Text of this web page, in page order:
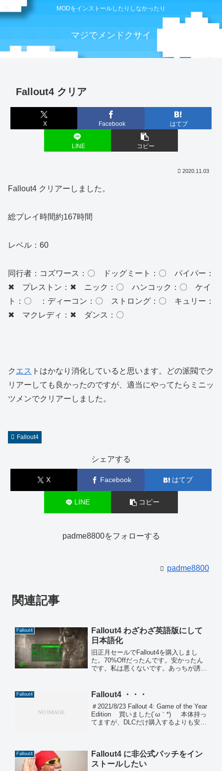
MODをインストールしたりしなかったり
マジでメンドクサイ
Fallout4 クリア
X Facebook はてブ
LINE コピー
2020.11.03
Fallout4 クリアーしました。
総プレイ時間約167時間
レベル：60
同行者：コズワース：〇 ドッグミート：〇 パイパー：
✖ プレストン：✖ ニック：〇 ハンコック：〇 ケイ
ト：〇 ：ディーコン：〇 ストロング：〇 キュリー：
✖ マクレディ：✖ ダンス：〇
ク エス トはかなり消化していると思います。どの派閥でク
リアーしても良かったのですが、適当にやってたらミニッ
ツメンでクリアーしました。
Fallout4
シェアする
X Facebook はてブ
LINE コピー
padme8800をフォローする
padme8800
関連記事
Fallout4
Fallout4 わざわざ英語版にして
日本語化
旧正月セールでFallout4を購入しまし
た。70%Offだったんです。安かったん
です。私は悪くないです。あっちが誘っ
MODをインストールして遊ぶ為には、
Fallout4 Fallout4 ・・・
＃2021/8/23 Fallout 4: Game of the Year
Edition 買いました(´ω｀*) 本体持っ
てますが、DLCだけ購入するよりも安く
Fallout4
Fallout4 に非公式パッチをイン
ストールしたい